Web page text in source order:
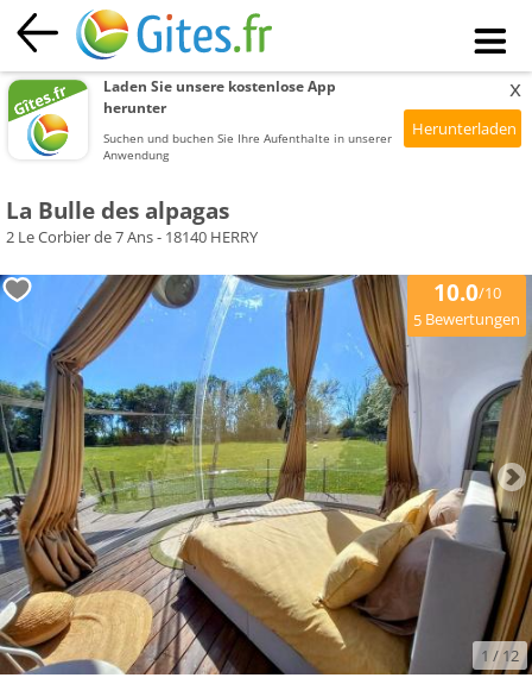
Laden Sie unsere kostenlose App
herunter
Suchen und buchen Sie Ihre Aufenthalte in unserer
Anwendung
x
La Bulle des alpagas
2 Le Corbier de 7 Ans - 18140 HERRY
10.0/10
5 Bewertungen
1 / 12